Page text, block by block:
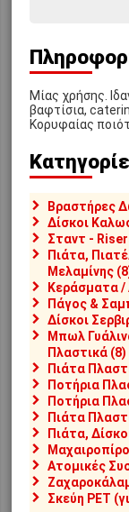
Ready.gr
Εγγραφείτε
καικερδίστε
εκπτώσεων,
και μοναδικά
Έκπτωση
παραγγελία σας
και κερδίστε
Για παραγγελίες
+ΦΠΑ και
ή κατάθεση
έκπτωση
Μίας χρήσης.
βαφτίσια,
Κορυφαίας
Βραστήρες
Δίσκοι
Σταντ -
Πιάτα,
Μελαμίνης
Κεράσματα /
Πάγος &
Δίσκοι
Μπωλ
Πλαστικά (8)
Πιάτα
Ποτήρια
Ποτήρια
Πιάτα
Πιάτα,
Ατομικές
Σκεύη PET